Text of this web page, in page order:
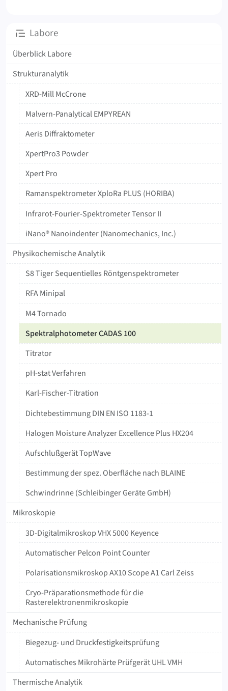
LaboreUnterseiten
Überblick Labore
Strukturanalytik
XRD-Mill McCrone
Malvern-Panalytical EMPYREAN
Aeris Diffraktometer
XpertPro3 Powder
Xpert Pro
Ramanspektrometer XploRa PLUS (HORIBA)
Infrarot-Fourier-Spektrometer Tensor II
iNano® Nanoindenter (Nanomechanics, Inc.)
Physikochemische Analytik
S8 Tiger Sequentielles Röntgenspektrometer
RFA Minipal
M4 Tornado
‍Spektralphotometer ‍CADAS ‍100
Titrator
pH-stat Verfahren
Karl-Fischer-Titration
Dichtebestimmung DIN EN ISO 1183-1
Halogen Moisture Analyzer Excellence Plus HX204
Aufschlußgerät TopWave
Bestimmung der spez. Oberfläche nach BLAINE
Schwindrinne (Schleibinger Geräte GmbH)
Mikroskopie
3D-Digitalmikroskop VHX 5000 Keyence
Automatischer Pelcon Point Counter
Polarisationsmikroskop AX10 Scope A1 Carl Zeiss
Cryo-Präparationsmethode für die
Rasterelektronenmikroskopie
Mechanische Prüfung
Biegezug- und Druckfestigkeitsprüfung
Automatisches Mikrohärte Prüfgerät UHL VMH
Thermische Analytik